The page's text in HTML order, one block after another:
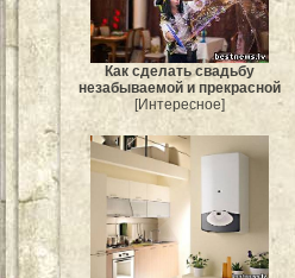
Как сделать свадьбу
незабываемой и прекрасной
[Интересное]